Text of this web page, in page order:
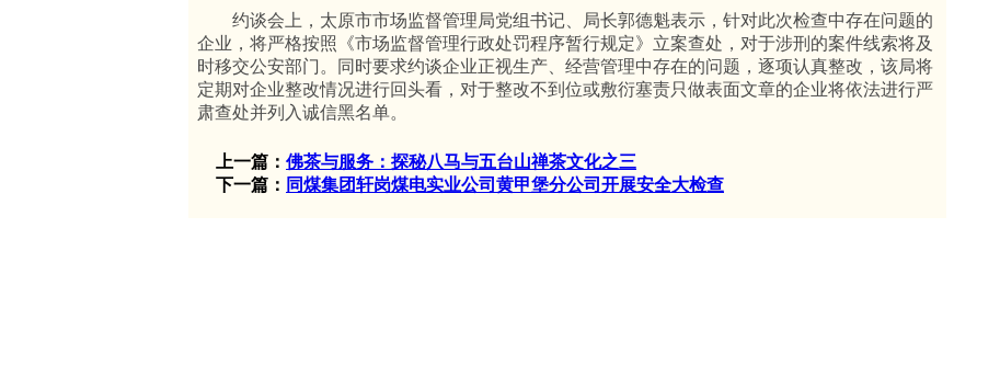
约谈会上，太原市市场监督管理局党组书记、局长郭德魁表示，针对此次检查中存在问题的
企业，将严格按照《市场监督管理行政处罚程序暂行规定》立案查处，对于涉刑的案件线索将及
时移交公安部门。同时要求约谈企业正视生产、经营管理中存在的问题，逐项认真整改，该局将
定期对企业整改情况进行回头看，对于整改不到位或敷衍塞责只做表面文章的企业将依法进行严
肃查处并列入诚信黑名单。
上一篇： 佛茶与服务：探秘八马与五台山禅茶文化之三
下一篇： 同煤集团轩岗煤电实业公司黄甲堡分公司开展安全大检查